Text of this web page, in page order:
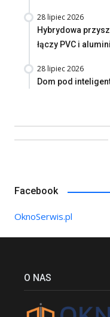
28 lipiec 2026
Hybrydowa
łączy PVC i
28 lipiec 2026
Dom pod
Facebook
OknoSerwis.pl
O NAS